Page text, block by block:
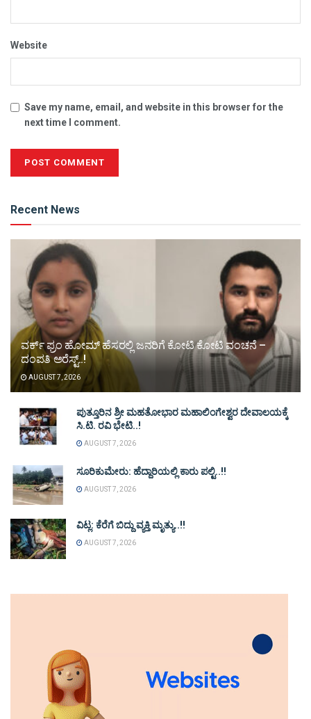
Website
Save my name, email, and website in this browser for the
next time I comment.
Recent News
ವರ್ಕ್ ಫ್ರಂ ಹೋಮ್ ಹೆಸರಲ್ಲಿ ಜನರಿಗೆ ಕೋಟಿ ಕೋಟಿ ವಂಚನೆ –
ದಂಪತಿ ಅರೆಸ್ಟ್..!
AUGUST 7, 2026
ಪುತ್ತೂರಿನ ಶ್ರೀ ಮಹತೋಭಾರ ಮಹಾಲಿಂಗೇಶ್ವರ ದೇವಾಲಯಕ್ಕೆ
ಸಿ.ಟಿ. ರವಿ ಭೇಟಿ..!
AUGUST 7, 2026
ಸೂರಿಕುಮೇರು: ಹೆದ್ದಾರಿಯಲ್ಲಿ ಕಾರು ಪಲ್ಟಿ..!!
AUGUST 7, 2026
ವಿಟ್ಲ: ಕೆರೆಗೆ ಬಿದ್ದು ವ್ಯಕ್ತಿ ಮೃತ್ಯು..!!
AUGUST 7, 2026